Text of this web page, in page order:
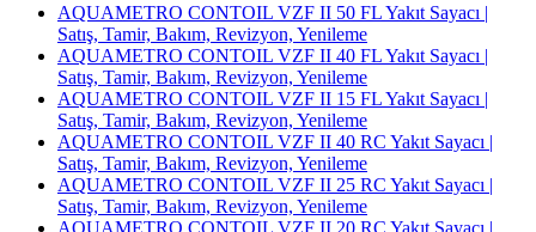
AQUAMETRO CONTOIL VZF II 50 FL Yakıt Sayacı |
Satış, Tamir, Bakım, Revizyon, Yenileme
AQUAMETRO CONTOIL VZF II 40 FL Yakıt Sayacı |
Satış, Tamir, Bakım, Revizyon, Yenileme
AQUAMETRO CONTOIL VZF II 15 FL Yakıt Sayacı |
Satış, Tamir, Bakım, Revizyon, Yenileme
AQUAMETRO CONTOIL VZF II 40 RC Yakıt Sayacı |
Satış, Tamir, Bakım, Revizyon, Yenileme
AQUAMETRO CONTOIL VZF II 25 RC Yakıt Sayacı |
Satış, Tamir, Bakım, Revizyon, Yenileme
AQUAMETRO CONTOIL VZF II 20 RC Yakıt Sayacı |